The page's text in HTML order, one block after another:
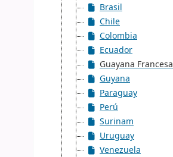
Brasil
Chile
Colombia
Ecuador
Guayana Francesa
Guyana
Paraguay
Perú
Surinam
Uruguay
Venezuela